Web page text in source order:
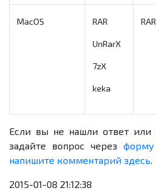
MacOS RAR
UnRarX
7zX
keka
RAR
Если вы не нашли ответ
задайте вопрос через форму
напишите комментарий здесь.
2015-01-08 21:12:38